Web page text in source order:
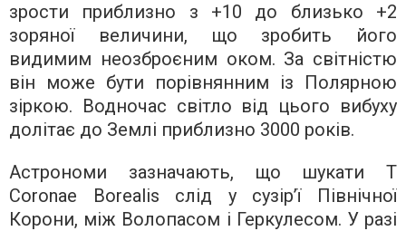
зрости приблизно з +10 до близько +2
зоряної величини, що зробить його
видимим неозброєним оком. За світністю
він може бути порівнянним із Полярною
зіркою. Водночас світло від цього вибуху
долітає до Землі приблизно 3000 років.
Астрономи зазначають, що шукати T
Coronae Borealis слід у сузір’ї Північної
Корони, між Волопасом і Геркулесом. У разі